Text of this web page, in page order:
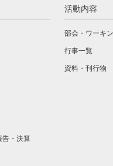
告・決算
活動内容
部会・ワーキ
行事一覧
資料・刊行物